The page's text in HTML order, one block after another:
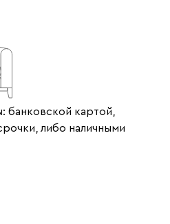
банковской картой,
либо наличными